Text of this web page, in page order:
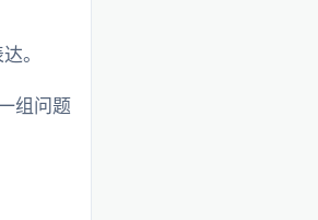
。
组问题